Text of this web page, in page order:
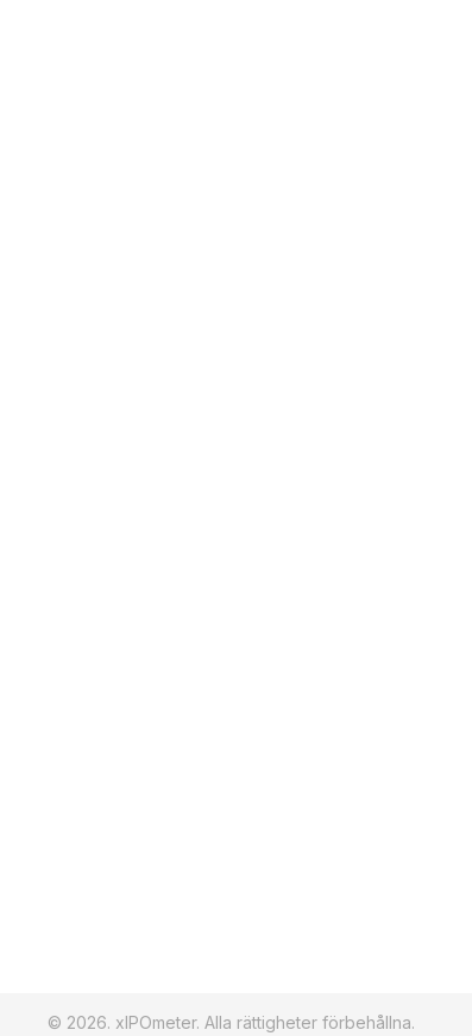
© 2026. xIPOmeter. Alla rättigheter förbehållna.